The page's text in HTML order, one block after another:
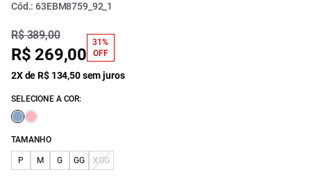
Cód.: 63EBM8759_92_1
R$ 389,00
R$ 269,00
31%
OFF
2X de R$ 134,50 sem juros
SELECIONE A COR:
TAMANHO
P M G GG XGG